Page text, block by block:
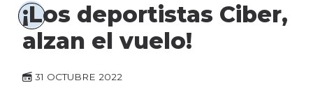
¡Los deportistas Ciber,
alzan el vuelo!
31 OCTUBRE 2022